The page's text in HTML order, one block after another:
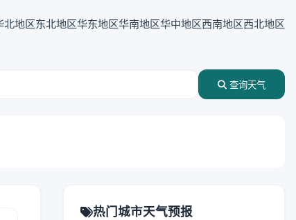
北地区东北地区华东地区华南地区华中地区西南地区西北地区
查询天气
热门城市天气预报